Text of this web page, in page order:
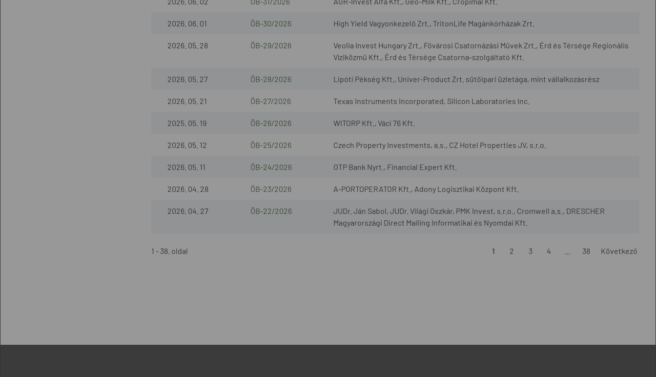
2026. 06. 01 ÖB-30/2026 High Yield Vagyonkezelő Zrt., TritonLife Magánkórházak Zrt.
2026. 05. 28 ÖB-29/2026
Veolia Invest Hungary Zrt., Fővárosi Csatornázási Művek Zrt., Érd és Térsége Regionális
Víziközmű Kft., Érd és Térsége Csatorna-szolgáltató Kft.
2026. 05. 27 ÖB-28/2026 Lipóti Pékség Kft., Univer-Product Zrt. sütőipari üzletága, mint vállalkozásrész
2026. 05. 21 ÖB-27/2026 Texas Instruments Incorporated, Silicon Laboratories Inc.
2025. 05. 19 ÖB-26/2026 WITORP Kft., Váci 76 Kft.
2026. 05. 12 ÖB-25/2026 Czech Property Investments, a.s., CZ Hotel Properties JV, s.r.o.
2026. 05. 11 ÖB-24/2026 OTP Bank Nyrt., Financial Expert Kft.
2026. 04. 28 ÖB-23/2026 A-PORTOPERATOR Kft., Adony Logisztikai Központ Kft.
2026. 04. 27 ÖB-22/2026
JUDr. Ján Sabol, JUDr. Világi Oszkár, PMK Invest, s.r.o., Cromwell a.s., DRESCHER
Magyarországi Direct Mailing Informatikai és Nyomdai Kft.
1 - 38. oldal 1 2 3 4 38 Következő